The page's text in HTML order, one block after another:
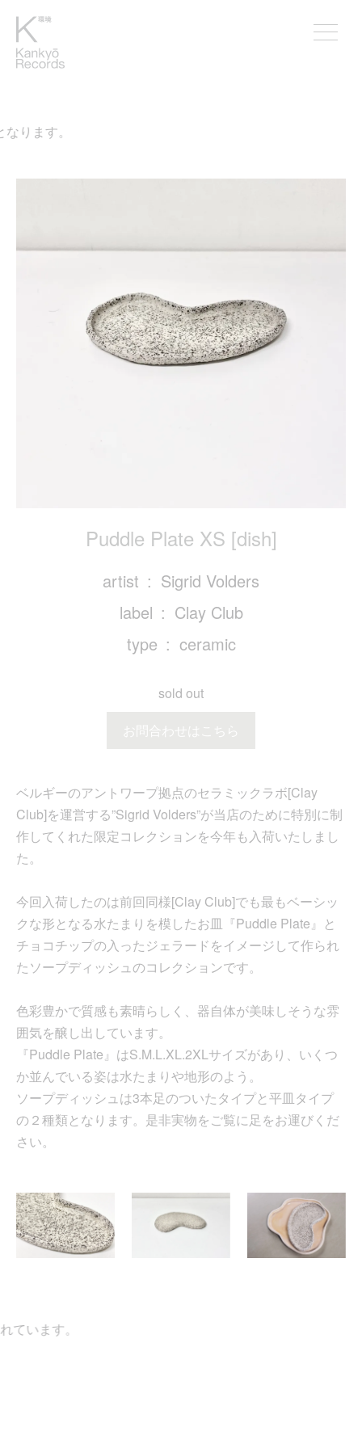
ります。
Puddle Plate XS [dish]
artist
Sigrid Volders
label
Clay Club
type
ceramic
sold out
お問合わせはこちら
ベルギーのアントワープ拠点のセラミックラボ[Clay
Club]を運営する”Sigrid Volders”が当店のために特別に制
作してくれた限定コレクションを今年も入荷いたしまし
た。
今回入荷したのは前回同様[Clay Club]でも最もベーシッ
クな形となる水たまりを模したお皿『Puddle Plate』と
チョコチップの入ったジェラードをイメージして作られ
たソープディッシュのコレクションです。
色彩豊かで質感も素晴らしく、器自体が美味しそうな雰
囲気を醸し出しています。
『Puddle Plate』はS.M.L.XL.2XLサイズがあり、いくつ
か並んでいる姿は水たまりや地形のよう。
ソープディッシュは3本足のついたタイプと平皿タイプ
の２種類となります。是非実物をご覧に足をお運びくだ
さい。
います。